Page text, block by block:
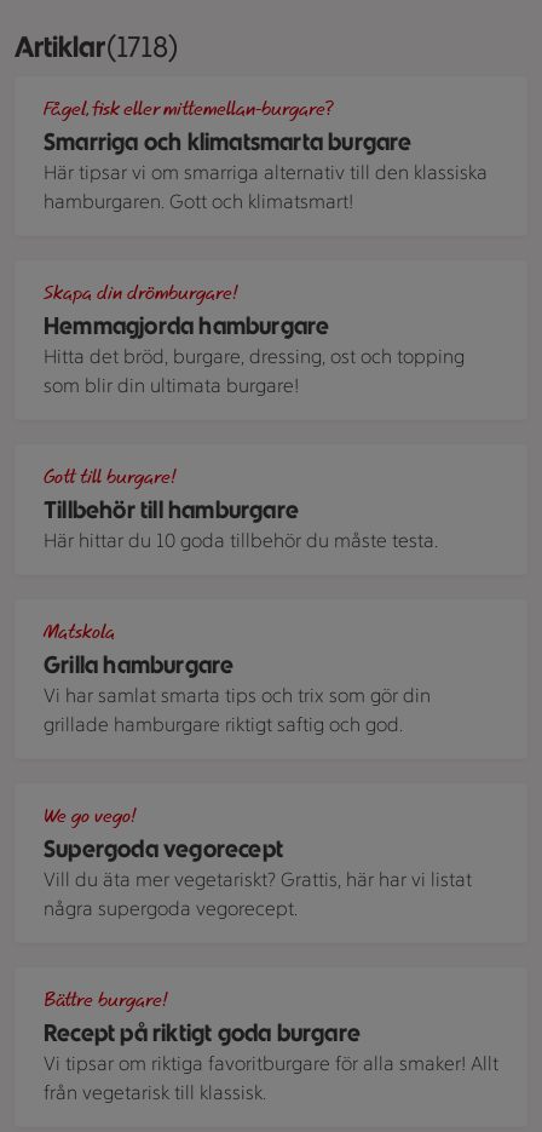
ArtiklarVisar 1718 stycken
(1718)
Smarriga och klimatsmarta burgare
Fågel, fisk eller mittemellan-burgare?
Här tipsar vi om smarriga alternativ till den klassiska
hamburgaren. Gott och klimatsmart!
Hemmagjorda hamburgare
Skapa din drömburgare!
Hitta det bröd, burgare, dressing, ost och topping
som blir din ultimata burgare!
Tillbehör till hamburgare
Gott till burgare!
Här hittar du 10 goda tillbehör du måste testa.
Grilla hamburgare
Matskola
Vi har samlat smarta tips och trix som gör din
grillade hamburgare riktigt saftig och god.
Supergoda vegorecept
We go vego!
Vill du äta mer vegetariskt? Grattis, här har vi listat
några supergoda vegorecept.
Recept på riktigt goda burgare
Bättre burgare!
Vi tipsar om riktiga favoritburgare för alla smaker! Allt
från vegetarisk till klassisk.